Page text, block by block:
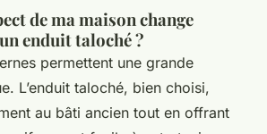
de ma maison change
enduit taloché ?
permettent une grande
L’enduit taloché, bien choisi,
au bâti ancien tout en offrant